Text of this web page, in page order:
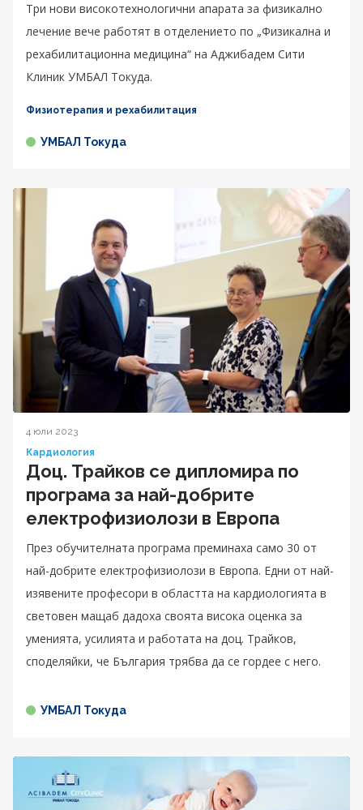
Три нови високотехнологични апарата за физикално
лечение вече работят в отделението по „Физикална и
рехабилитационна медицина“ на Аджибадем Сити
Клиник УМБАЛ Токуда.
Физиотерапия и рехабилитация
УМБАЛ Токуда
4 юли 2023
Кардиология
Доц. Трайков се дипломира по
програма за най-добрите
електрофизиолози в Европа
През обучителната програма преминаха само 30 от
най-добрите електрофизиолози в Европа. Едни от най-
изявените професори в областта на кардиологията в
световен мащаб дадоха своята висока оценка за
уменията, усилията и работата на доц. Трайков,
споделяйки, че България трябва да се гордее с него.
УМБАЛ Токуда